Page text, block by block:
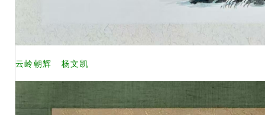
云岭朝辉 杨文凯